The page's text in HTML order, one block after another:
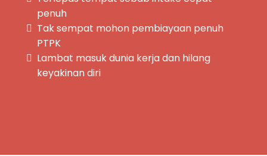
penuh
Tak sempat mohon pembiayaan penuh
PTPK
Lambat masuk dunia kerja dan hilang
keyakinan diri